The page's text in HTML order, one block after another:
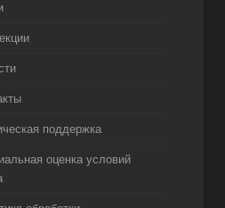
поддержка
оценка условий